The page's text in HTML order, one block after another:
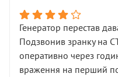
Генератор перестав
Подзвонив зранку на
оперативно через
враження на перший